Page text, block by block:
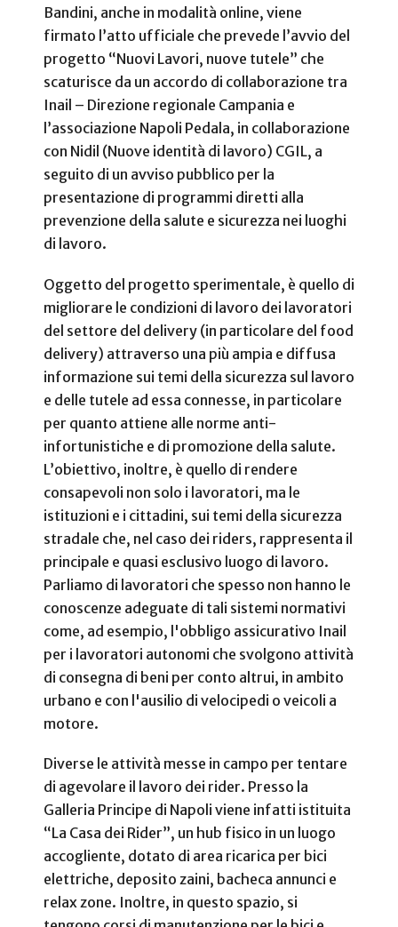
Bandini, anche in modalità online, viene
firmato l’atto ufficiale che prevede l’avvio del
progetto “Nuovi Lavori, nuove tutele” che
scaturisce da un accordo di collaborazione tra
Inail – Direzione regionale Campania e
l’associazione Napoli Pedala, in collaborazione
con Nidil (Nuove identità di lavoro) CGIL, a
seguito di un avviso pubblico per la
presentazione di programmi diretti alla
prevenzione della salute e sicurezza nei luoghi
di lavoro.
Oggetto del progetto sperimentale, è quello di
migliorare le condizioni di lavoro dei lavoratori
del settore del delivery (in particolare del food
delivery) attraverso una più ampia e diffusa
informazione sui temi della sicurezza sul lavoro
e delle tutele ad essa connesse, in particolare
per quanto attiene alle norme anti-
infortunistiche e di promozione della salute.
L’obiettivo, inoltre, è quello di rendere
consapevoli non solo i lavoratori, ma le
istituzioni e i cittadini, sui temi della sicurezza
stradale che, nel caso dei riders, rappresenta il
principale e quasi esclusivo luogo di lavoro.
Parliamo di lavoratori che spesso non hanno le
conoscenze adeguate di tali sistemi normativi
come, ad esempio, l'obbligo assicurativo Inail
per i lavoratori autonomi che svolgono attività
di consegna di beni per conto altrui, in ambito
urbano e con l'ausilio di velocipedi o veicoli a
motore.
Diverse le attività messe in campo per tentare
di agevolare il lavoro dei rider. Presso la
Galleria Principe di Napoli viene infatti istituita
“La Casa dei Rider”, un hub fisico in un luogo
accogliente, dotato di area ricarica per bici
elettriche, deposito zaini, bacheca annunci e
relax zone. Inoltre, in questo spazio, si